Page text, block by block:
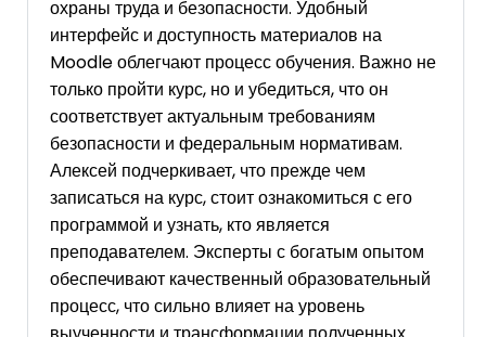
охраны труда и безопасности. Удобный
интерфейс и доступность материалов на
Moodle облегчают процесс обучения. Важно не
только пройти курс, но и убедиться, что он
соответствует актуальным требованиям
безопасности и федеральным нормативам.
Алексей подчеркивает, что прежде чем
записаться на курс, стоит ознакомиться с его
программой и узнать, кто является
преподавателем. Эксперты с богатым опытом
обеспечивают качественный образовательный
процесс, что сильно влияет на уровень